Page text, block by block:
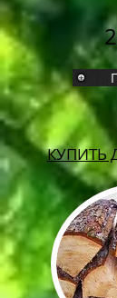
КУПИТЬ